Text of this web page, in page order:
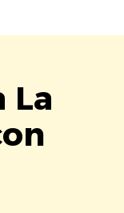
La